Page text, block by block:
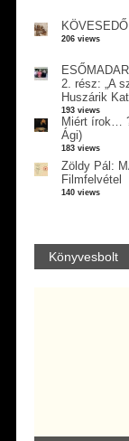
206 views
2. rész: „A
Huszárik
193 views
Miért írok…
Ági)
183 views
Zöldy Pál:
Filmfelvétel
140 views
Könyvesbolt